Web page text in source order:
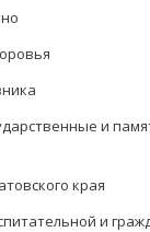
и
края
и